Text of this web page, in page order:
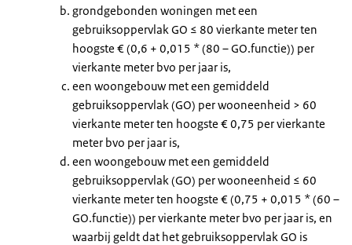
grondgebonden woningen met een
gebruiksoppervlak GO ≤ 80 vierkante meter ten
hoogste € (0,6 + 0,015 * (80 – GO.functie)) per
vierkante meter bvo per jaar is,
een woongebouw met een gemiddeld
gebruiksoppervlak (GO) per wooneenheid > 60
vierkante meter ten hoogste € 0,75 per vierkante
meter bvo per jaar is,
een woongebouw met een gemiddeld
gebruiksoppervlak (GO) per wooneenheid ≤ 60
vierkante meter ten hoogste € (0,75 + 0,015 * (60 –
GO.functie)) per vierkante meter bvo per jaar is, en
waarbij geldt dat het gebruiksoppervlak GO is